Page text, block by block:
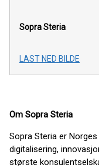
Sopra Steria
LAST NED BILDE
Om Sopra Steria
Sopra Steria er
digitalisering,
største